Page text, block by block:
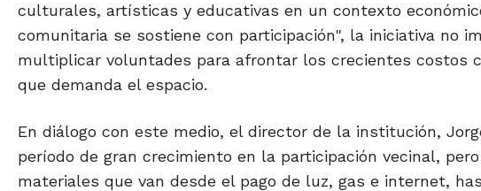
culturales, artísticas y educativas en un contexto
comunitaria se sostiene con participación", la iniciativa no
multiplicar voluntades para afrontar los crecientes costos
que demanda el espacio.
En diálogo con este medio, el director de la institución,
período de gran crecimiento en la participación vecinal,
materiales que van desde el pago de luz, gas e internet,